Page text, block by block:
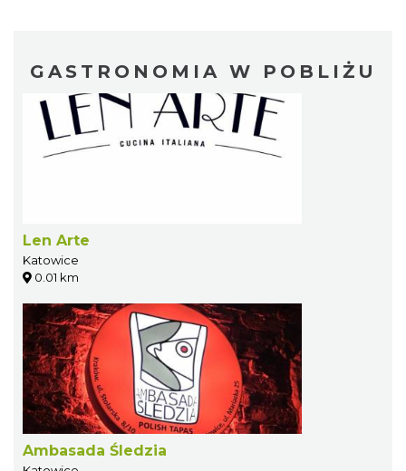
GASTRONOMIA W POBLIŻU
Len Arte
Katowice
0.01 km
Ambasada Śledzia